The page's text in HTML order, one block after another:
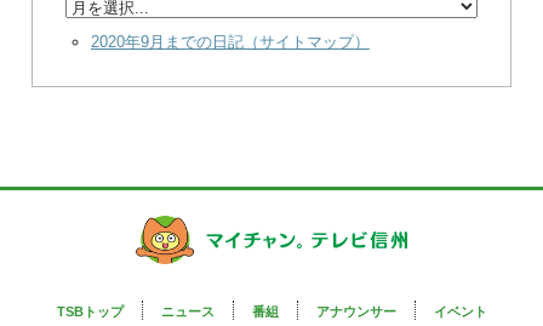
2020年9月までの日記（サイトマップ）
TSBトップ ニュース 番組 アナウンサー
イベント